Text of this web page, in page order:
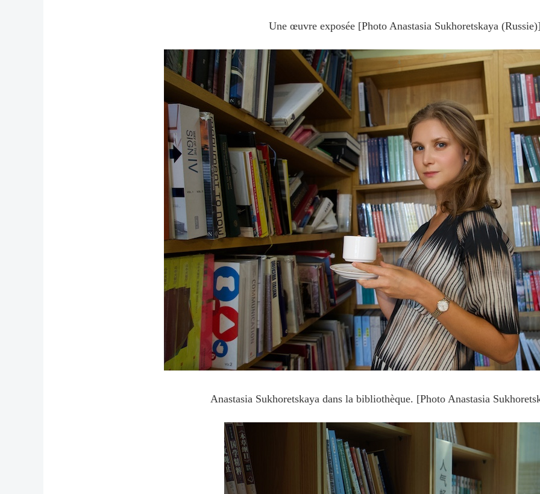
Une œuvre exposée [Photo Anastasia Sukhoretskaya
Anastasia Sukhoretskaya dans la bibliothèque. [Photo Anastasia